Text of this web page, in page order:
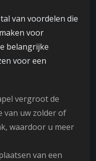
van voordelen die
voor
belangrijke
voor een
vergroot de
van uw zolder of
waardoor u meer
van een